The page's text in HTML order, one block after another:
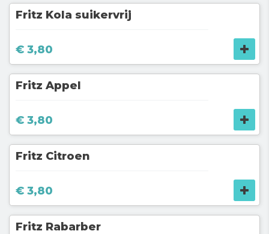
Fritz Kola suikervrij
€ 3,80
Fritz Appel
€ 3,80
Fritz Citroen
€ 3,80
Fritz Rabarber